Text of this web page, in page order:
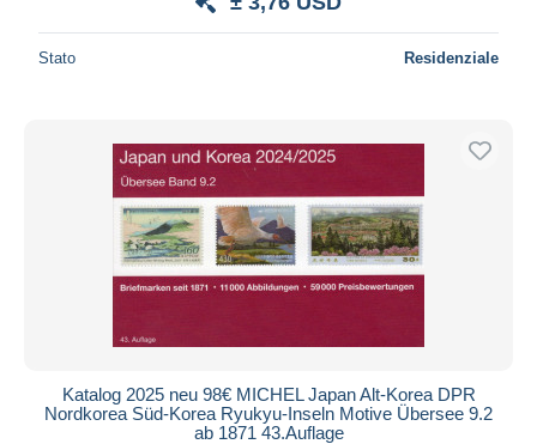
Stato Residenziale
Katalog 2025 neu 98€ MICHEL Japan Alt-Korea DPR
Nordkorea Süd-Korea Ryukyu-Inseln Motive Übersee 9.2
ab 1871 43.Auflage